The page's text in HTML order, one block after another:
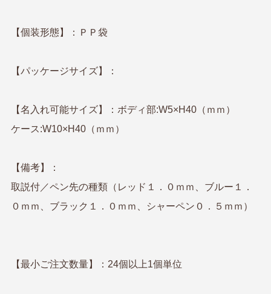
【個装形態】：ＰＰ袋
【パッケージサイズ】：
【名入れ可能サイズ】：ボディ部:W5×H40（ｍｍ）
ケース:W10×H40（ｍｍ）
【備考】：
取説付／ペン先の種類（レッド１．０ｍｍ、ブルー１．
０ｍｍ、ブラック１．０ｍｍ、シャーペン０．５ｍｍ）
【最小ご注文数量】：24個以上1個単位